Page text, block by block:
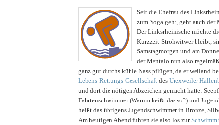
Seit die Ehefrau des
zum Yoga geht, geht auch der
Der Linksrheinische möchte
Kurzzeit-Strohwitwer bleibt,
Samstagmorgen und am
der Mentalo nun also
ganz gut durchs kühle Nass pflügen, da er weiland
Lebens-Rettungs-Gesellschaft des Urexweiler
und dort die nötigen Abzeichen gemacht hatte:
Fahrtenschwimmer (Warum heißt das so?) und
heißt das übrigens Jugendschwimmer in Bronze,
Am heutigen Abend fuhren sie also los zur